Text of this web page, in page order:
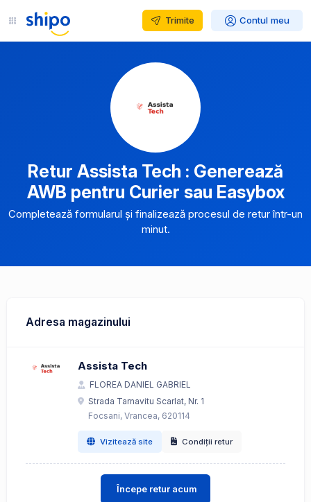
Trimite Contul meu
Retur Assista Tech : Generează
AWB pentru Curier sau Easybox
Completează formularul și finalizează procesul de retur într-un
minut.
Adresa magazinului
Assista Tech
FLOREA DANIEL GABRIEL
Strada Tarnavitu Scarlat, Nr. 1
Focsani, Vrancea, 620114
Vizitează site Condiții retur
Începe retur acum